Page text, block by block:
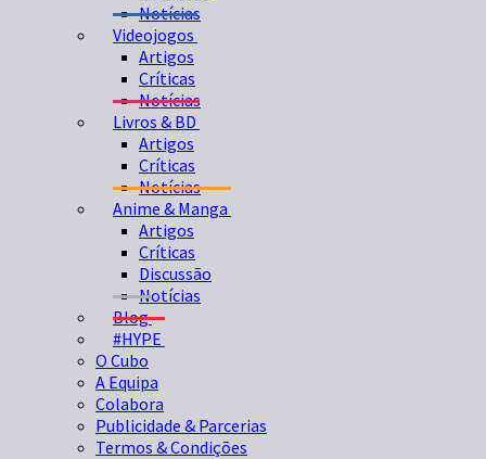
Notícias
Videojogos
Artigos
Críticas
Notícias
Livros & BD
Artigos
Críticas
Notícias
Anime & Manga
Artigos
Críticas
Discussão
Notícias
Blog
#HYPE
O Cubo
A Equipa
Colabora
Publicidade & Parcerias
Termos & Condições